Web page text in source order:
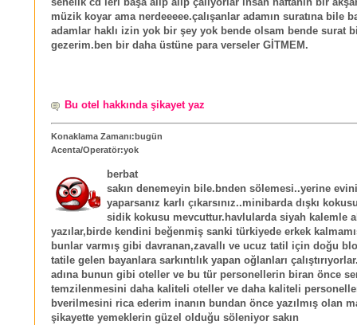
senelik cd leri başa alıp alıp çalıyorlar insan haftanın bir
müzik koyar ama nerdeeeee.çalışanlar adamın suratına bile
adamlar haklı izin yok bir şey yok bende olsam bende surat
gezerim.ben bir daha üstüne para verseler GİTMEM.
Bu otel hakkında şikayet yaz
Konaklama Zamanı:bugün
Acenta/Operatör:yok
berbat
sakın denemeyin bile.bnden sölemesi..yerine
yaparsanız karlı çıkarsınız..minibarda dışkı
sidik kokusu mevcuttur.havlularda siyah kalemle
yazılar,birde kendini beğenmiş sanki türkiyede erkek
bunlar varmış gibi davranan,zavallı ve ucuz tatil için doğu
tatile gelen bayanlara sarkıntılık yapan oğlanları
adına bunun gibi oteller ve bu tür personellerin biran önce
temzilenmesini daha kaliteli oteller ve daha kaliteli
bverilmesini rica ederim inanın bundan önce yazılmış olan
şikayette yemeklerin güzel olduğu söleniyor sakın